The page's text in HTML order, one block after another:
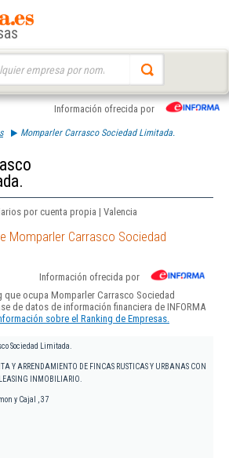
Información ofrecida por
Momparler Carrasco Sociedad Limitada.
por cuenta propia | Valencia
Momparler Carrasco Sociedad
Información ofrecida por
que ocupa Momparler Carrasco Sociedad
de datos de información financiera de INFORMA
sobre el Ranking de Empresas.
Sociedad Limitada.
Y ARRENDAMIENTO DE FINCAS RUSTICAS Y URBANAS CON
INMOBILIARIO.
y Cajal , 37